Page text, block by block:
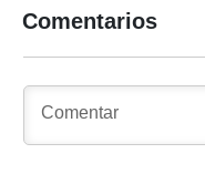
Comentarios